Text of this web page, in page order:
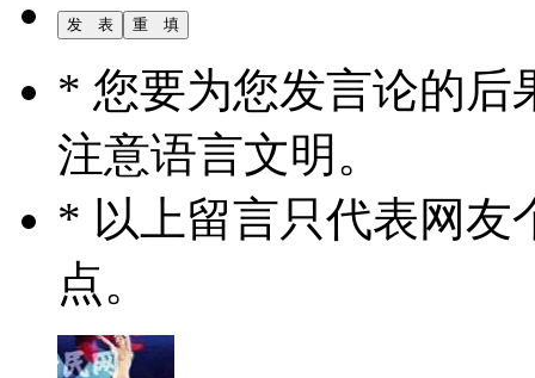
* 您要为您发言论的后
注意语言文明。
* 以上留言只代表网友
点。